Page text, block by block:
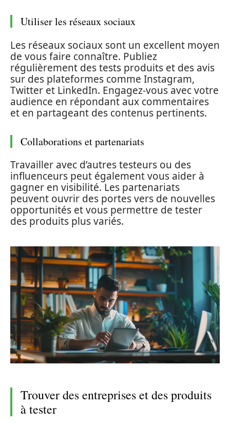
Utiliser les réseaux sociaux
Les réseaux sociaux sont un excellent moyen
de vous faire connaître. Publiez
régulièrement des tests produits et des avis
sur des plateformes comme Instagram,
Twitter et LinkedIn. Engagez-vous avec votre
audience en répondant aux commentaires
et en partageant des contenus pertinents.
Collaborations et partenariats
Travailler avec d’autres testeurs ou des
influenceurs peut également vous aider à
gagner en visibilité. Les partenariats
peuvent ouvrir des portes vers de nouvelles
opportunités et vous permettre de tester
des produits plus variés.
Trouver des entreprises et des produits
à tester